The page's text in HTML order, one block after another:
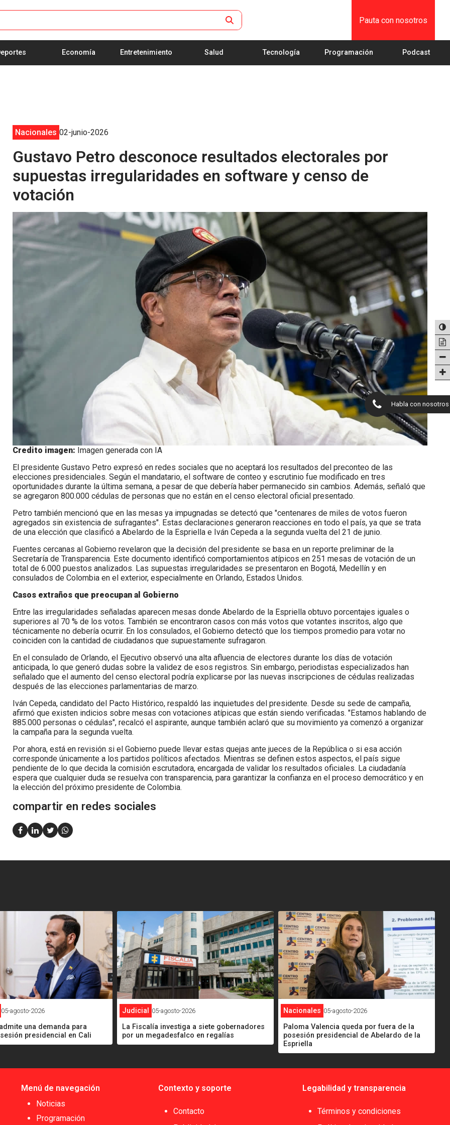
Pauta con nosotros
Economía Entretenimiento Salud Tecnología Programación Podcast
Nacionales 02-junio-2026
Gustavo Petro desconoce resultados electorales por
supuestas irregularidades en software y censo de
votación
Credito imagen: Imagen generada con IA
El presidente Gustavo Petro expresó en redes sociales que no aceptará los resultados del preconteo de las
elecciones presidenciales. Según el mandatario, el software de conteo y escrutinio fue modificado en tres
oportunidades durante la última semana, a pesar de que debería haber permanecido sin cambios. Además, señaló que
se agregaron 800.000 cédulas de personas que no están en el censo electoral oficial presentado.
Petro también mencionó que en las mesas ya impugnadas se detectó que "centenares de miles de votos fueron
agregados sin existencia de sufragantes". Estas declaraciones generaron reacciones en todo el país, ya que se trata
de una elección que clasificó a Abelardo de la Espriella e Iván Cepeda a la segunda vuelta del 21 de junio.
Fuentes cercanas al Gobierno revelaron que la decisión del presidente se basa en un reporte preliminar de la
Secretaría de Transparencia. Este documento identificó comportamientos atípicos en 251 mesas de votación de un
total de 6.000 puestos analizados. Las supuestas irregularidades se presentaron en Bogotá, Medellín y en
consulados de Colombia en el exterior, especialmente en Orlando, Estados Unidos.
Casos extraños que preocupan al Gobierno
Entre las irregularidades señaladas aparecen mesas donde Abelardo de la Espriella obtuvo porcentajes iguales o
superiores al 70 % de los votos. También se encontraron casos con más votos que votantes inscritos, algo que
técnicamente no debería ocurrir. En los consulados, el Gobierno detectó que los tiempos promedio para votar no
coinciden con la cantidad de ciudadanos que supuestamente sufragaron.
En el consulado de Orlando, el Ejecutivo observó una alta afluencia de electores durante los días de votación
anticipada, lo que generó dudas sobre la validez de esos registros. Sin embargo, periodistas especializados han
señalado que el aumento del censo electoral podría explicarse por las nuevas inscripciones de cédulas realizadas
después de las elecciones parlamentarias de marzo.
Iván Cepeda, candidato del Pacto Histórico, respaldó las inquietudes del presidente. Desde su sede de campaña,
afirmó que existen indicios sobre mesas con votaciones atípicas que están siendo verificadas. "Estamos hablando de
885.000 personas o cédulas", recalcó el aspirante, aunque también aclaró que su movimiento ya comenzó a organizar
la campaña para la segunda vuelta.
Por ahora, está en revisión si el Gobierno puede llevar estas quejas ante jueces de la República o si esa acción
corresponde únicamente a los partidos políticos afectados. Mientras se definen estos aspectos, el país sigue
pendiente de lo que decida la comisión escrutadora, encargada de validar los resultados oficiales. La ciudadanía
espera que cualquier duda se resuelva con transparencia, para garantizar la confianza en el proceso democrático y en
la elección del próximo presidente de Colombia.
compartir en redes sociales
05-agosto-2026
una demanda para
presidencial en Cali
Judicial 05-agosto-2026
La Fiscalía investiga a siete gobernadores
por un megadesfalco en regalías
Nacionales 05-agosto-2026
Paloma Valencia queda por fuera de la
posesión presidencial de Abelardo de la
Espriella
Habla con nosotros
Menú de navegación
Noticias
Programación
Contexto y soporte
Contacto
Legabilidad y transparencia
Términos y condiciones